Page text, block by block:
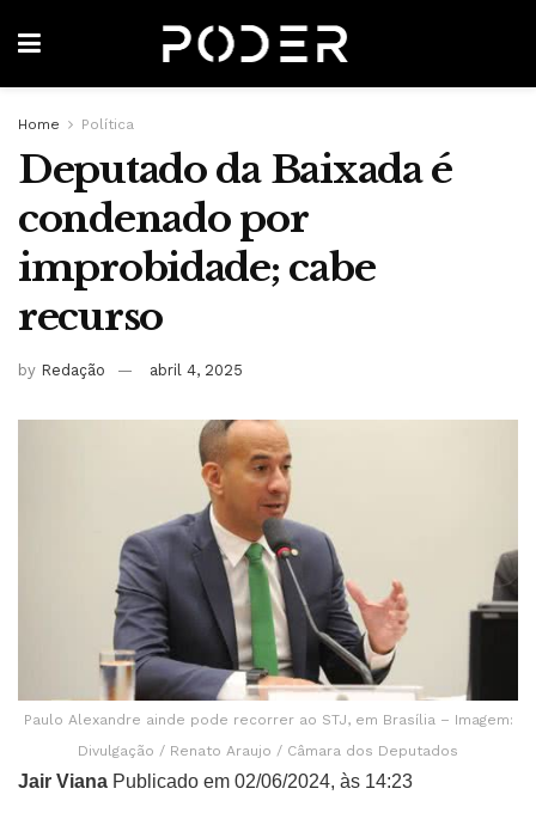
Home Política
Deputado da Baixada é
condenado por
improbidade; cabe
recurso
by Redação abril 4, 2025
Paulo Alexandre ainde pode recorrer ao STJ, em Brasília – Imagem:
Divulgação / Renato Araujo / Câmara dos Deputados
Jair Viana Publicado em 02/06/2024, às 14:23